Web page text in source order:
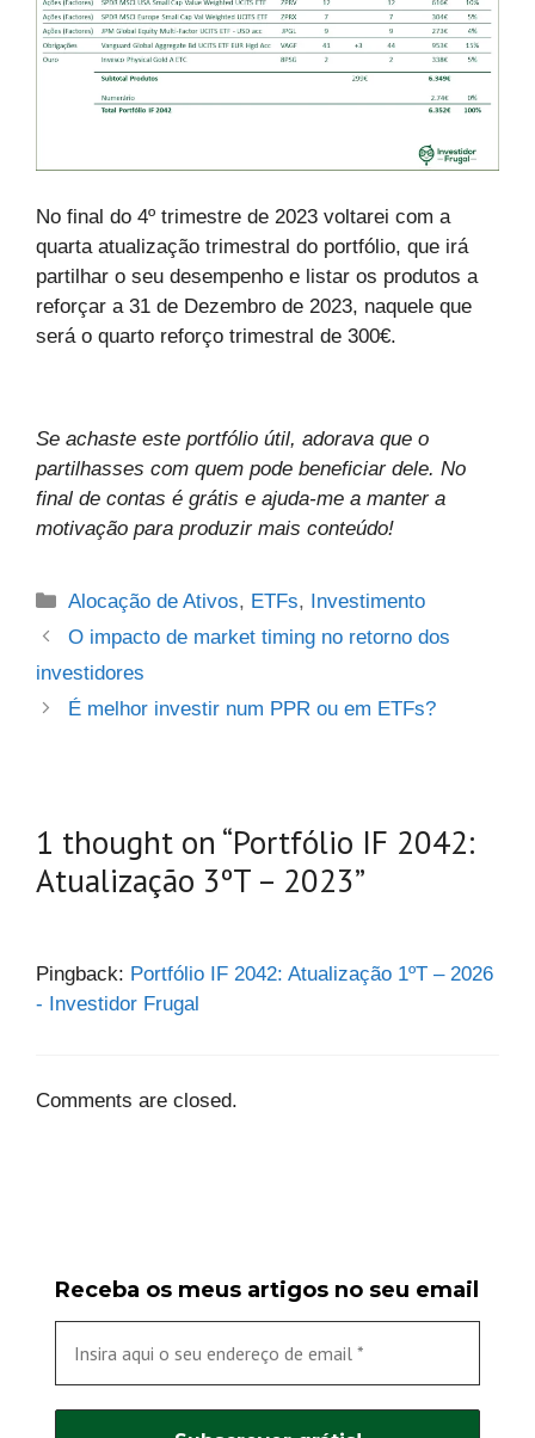
No final do 4º trimestre de 2023 voltarei com a
quarta atualização trimestral do portfólio, que irá
partilhar o seu desempenho e listar os produtos a
reforçar a 31 de Dezembro de 2023, naquele que
será o quarto reforço trimestral de 300€.
Se achaste este portfólio útil, adorava que o
partilhasses com quem pode beneficiar dele. No
final de contas é grátis e ajuda-me a manter a
motivação para produzir mais conteúdo!
Categories
Alocação de Ativos, ETFs, Investimento
O impacto de market timing no retorno dos
investidores
É melhor investir num PPR ou em ETFs?
1 thought on “Portfólio IF 2042:
Atualização 3ºT – 2023”
Pingback: Portfólio IF 2042: Atualização 1ºT – 2026
- Investidor Frugal
Comments are closed.
Receba os meus artigos no seu email